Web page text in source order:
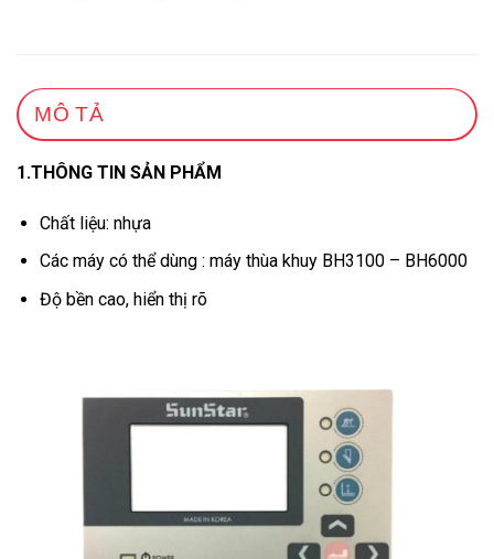
MÔ TẢ
1.THÔNG TIN SẢN PHẨM
Chất liệu: nhựa
Các máy có thể dùng : máy thùa khuy BH3100 – BH6000
Độ bền cao, hiển thị rõ